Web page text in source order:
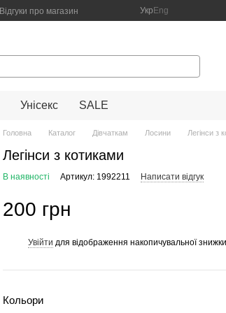
Відгуки про магазин Укр Eng
Унісекс SALE
Головна Каталог Дівчаткам Лосини Легінси з
Легінси з котиками
В наявності Артикул: 1992211 Написати відгук
200 грн
Увійти для відображення накопичувальної знижки
Кольори